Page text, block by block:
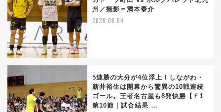
州／撮影＝満本泰介
2026.08.04
5連勝の大分が4位浮上！しながわ・
新井裕生は開幕から驚異の10戦連続
ゴール。王者名古屋も8発快勝【Ｆ1
第10節｜試合結果 …